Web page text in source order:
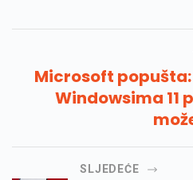
Microsoft
Windowsima 11
SLJEDEĆE